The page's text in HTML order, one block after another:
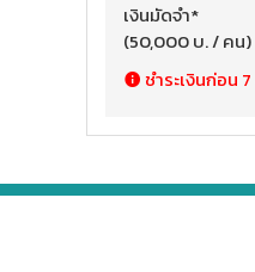
เงินมัดจำ*
(50,000บ. / คน)
ชำระเงินก่อน